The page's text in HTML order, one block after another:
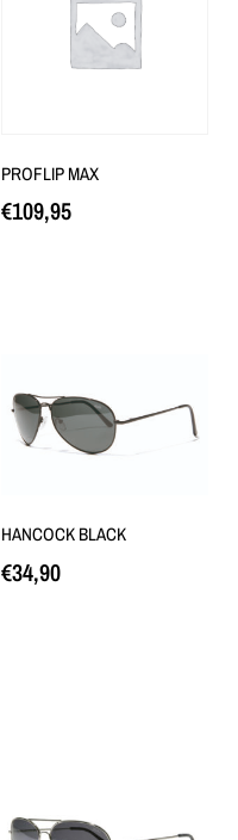
PROFLIP MAX
€109,95
HANCOCK BLACK
€34,90